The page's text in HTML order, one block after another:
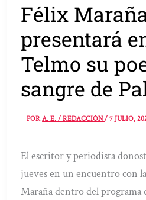
Félix
presentará
Telmo su
sangre de
PORA. E. / REDACCIÓN/7 JULIO,
El escritor y periodista
jueves en un encuentro con
Maraña dentro del programa